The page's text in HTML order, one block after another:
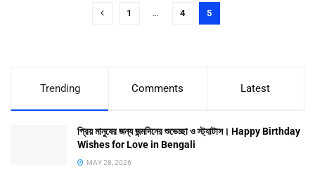
1 … 4 5
Trending Comments Latest
প্রিয় মানুষের জন্য জন্মদিনের শুভেচ্ছা ও স্ট্যাটাস। Happy Birthday
Wishes for Love in Bengali
MAY 28, 2026